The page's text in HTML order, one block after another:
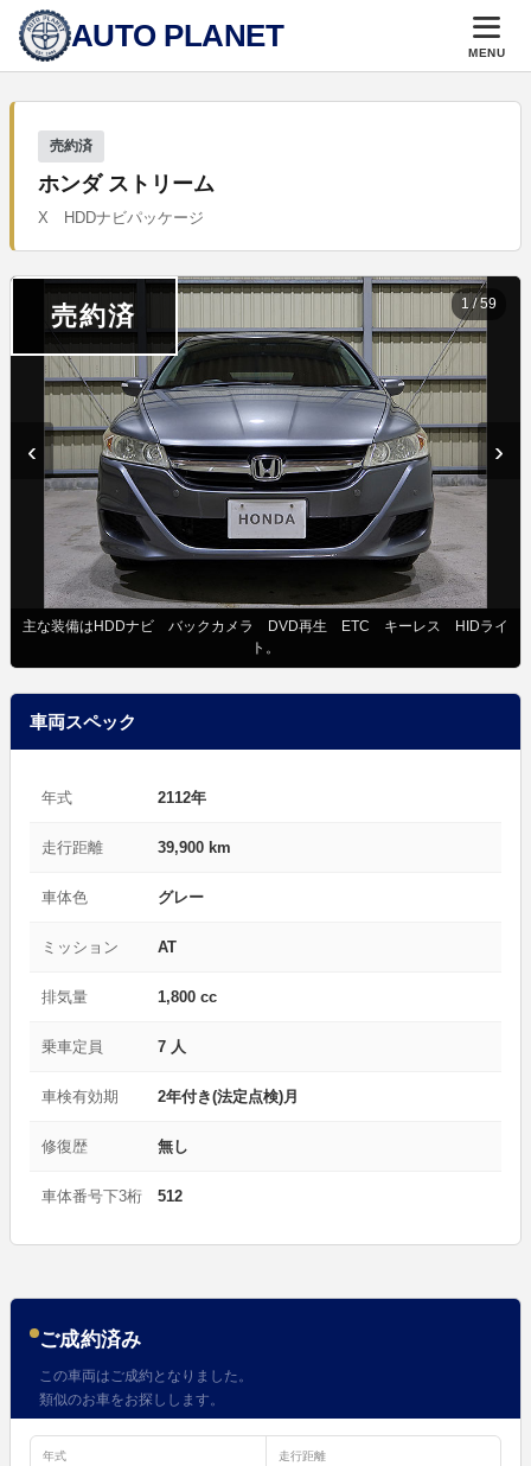
AUTO PLANET MENU
売約済
ホンダ ストリーム
X HDDナビパッケージ
売約済
主な装備はHDDナビ バックカメラ DVD再生 ETC キーレス HIDライ
ト。
‹ ›
1/59
車両スペック
年式 2112年
走行距離 39,900 km
車体色 グレー
ミッション AT
排気量 1,800 cc
乗車定員 7 人
車検有効期 2年付き(法定点検)月
修復歴 無し
車体番号下3桁 512
ご成約済み
この車両はご成約となりました。
類似のお車をお探しします。
年式 走行距離